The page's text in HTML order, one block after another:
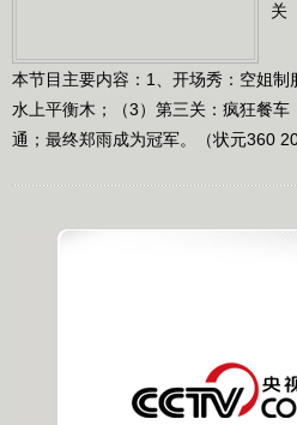
关
本节目主要内容：1、开场秀：空姐
水上平衡木；（3）第三关：疯狂餐
通；最终郑雨成为冠军。（状元360